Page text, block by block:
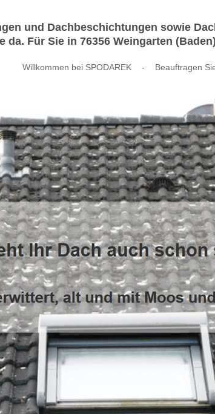
und Dachbeschichtungen sowie
da. Für Sie in 76356 Weingarten
Willkommen bei SPODAREK - Beauftragen